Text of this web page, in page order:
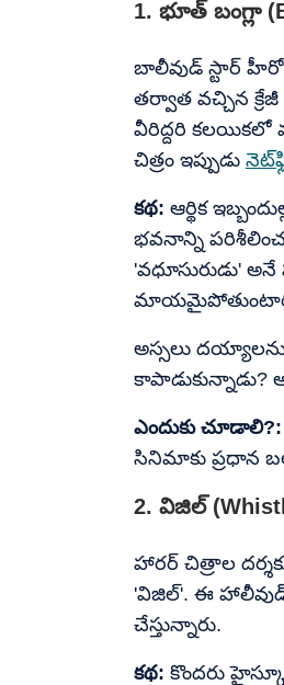
1. భూత్ బంగ్లా
బాలీవుడ్ స్టార్ హీరో
తర్వాత వచ్చిన
వీరిద్దరి
చిత్రం ఇప్పుడు
కథ: ఆర్థిక
భవనాన్ని
'వధూసురుడు' అనే
అస్సలు దయ్యాలను
ఎందుకు చూడాలి?:
సినిమాకు ప్రధాన
2. విజిల్
హారర్ చిత్రాల
'విజిల్'. ఈ హాలీవుడ్
చేస్తున్నారు.
కథ: కొందరు